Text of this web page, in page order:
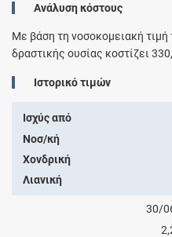
Ανάλυση κόστους
Με βάση τη νοσοκομειακή
δραστικής ουσίας κοστίζει
Ιστορικό τιμών
Ισχύς από
Νοσ/κή
Χονδρική
Λιανική
30/